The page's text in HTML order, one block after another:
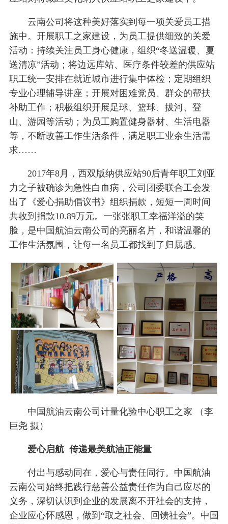
云南公司将这种美好落实到每一项关爱员工措
施中。开展职工之家建设，为员工提供细致的关爱
活动：持续关注员工身心健康，组织“冬送温暖、夏
送清凉”活动；将边远库站、医疗条件较差的供应站
职工统一安排在就近城市进行集中体检；定期组织
专业心理辅导讲座；开展对困难党员、群众的帮扶
补助工作；积极组织开展足球、篮球、拔河、登
山、游园等活动；为员工购置健身器材、生活电器
等，不断改善工作生活条件，满足职工业余生活需
求……
2017年8月，西双版纳供应站90后青年职工刘亚
力之子被确诊为急性白血病，公司团委联合工会发
出了《爱心捐助倡议书》组织捐款，短短一周时间
共收到捐款10.89万元。一张张职工幸福洋溢的笑
脸，是中国航油云南公司的亮丽名片，和谐温馨的
工作生活氛围，让每一名员工都找到了归属感。
中国航油云南公司计量化验中心职工之家 （李
巨尧 摄）
爱心启航 传递最美航油正能量
付出与感动同在，爱心与责任同行。中国航油
云南公司始终把践行慈善公益责任作为自己应尽的
义务，深切认识到企业的发展离不开社会的支持，
企业应心怀感恩，做到“取之社会、回馈社会”。中国